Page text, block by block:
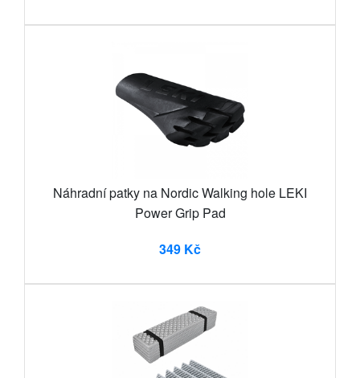
Náhradní patky na Nordic Walking hole LEKI
Power Grip Pad
349 Kč